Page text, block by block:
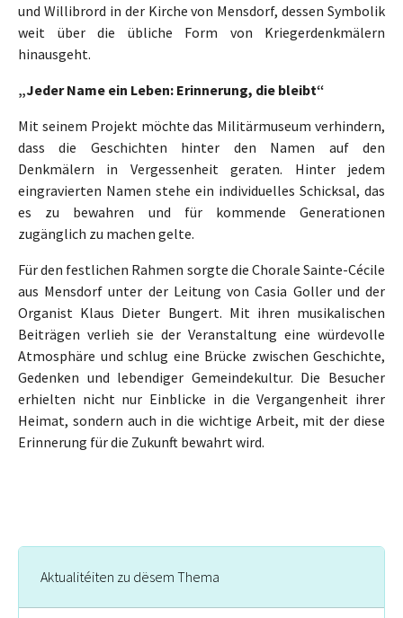
und Willibrord in der Kirche von Mensdorf, dessen Symbolik
weit über die übliche Form von Kriegerdenkmälern
hinausgeht.
„Jeder Name ein Leben: Erinnerung, die bleibt“
Mit seinem Projekt möchte das Militärmuseum verhindern,
dass die Geschichten hinter den Namen auf den
Denkmälern in Vergessenheit geraten. Hinter jedem
eingravierten Namen stehe ein individuelles Schicksal, das
es zu bewahren und für kommende Generationen
zugänglich zu machen gelte.
Für den festlichen Rahmen sorgte die Chorale Sainte-Cécile
aus Mensdorf unter der Leitung von Casia Goller und der
Organist Klaus Dieter Bungert. Mit ihren musikalischen
Beiträgen verlieh sie der Veranstaltung eine würdevolle
Atmosphäre und schlug eine Brücke zwischen Geschichte,
Gedenken und lebendiger Gemeindekultur. Die Besucher
erhielten nicht nur Einblicke in die Vergangenheit ihrer
Heimat, sondern auch in die wichtige Arbeit, mit der diese
Erinnerung für die Zukunft bewahrt wird.
Aktualitéiten zu dësem Thema